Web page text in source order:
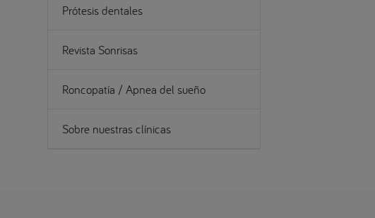
Prótesis dentales
Revista Sonrisas
Roncopatía / Apnea del sueño
Sobre nuestras clínicas